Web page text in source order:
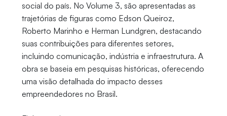
social do país. No Volume 3, são apresentadas as
trajetórias de figuras como Edson Queiroz,
Roberto Marinho e Herman Lundgren, destacando
suas contribuições para diferentes setores,
incluindo comunicação, indústria e infraestrutura. A
obra se baseia em pesquisas históricas, oferecendo
uma visão detalhada do impacto desses
empreendedores no Brasil.